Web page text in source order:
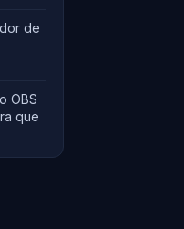
de
OBS
que